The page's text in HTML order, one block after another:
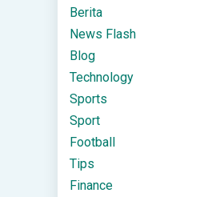
Berita
News Flash
Blog
Technology
Sports
Sport
Football
Tips
Finance